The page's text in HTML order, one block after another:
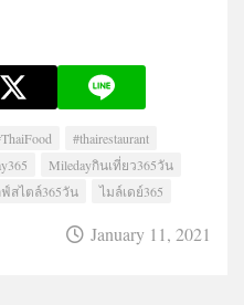
#thairestaurant
Miledayกินเที่ยว365วัน
สไตล์365วัน ไมล์เดย์365
January 11, 2021